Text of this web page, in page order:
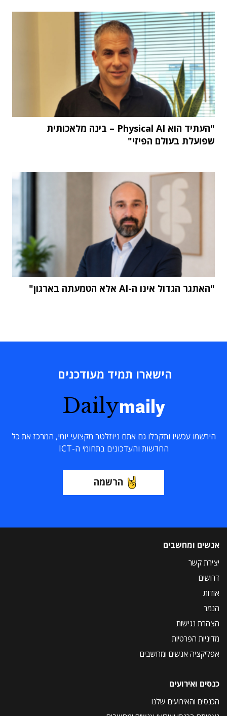
"העתיד הוא Physical AI – בינה מלאכותית
שפועלת בעולם הפיזי"
"האתגר הגדול אינו ה-AI אלא הטמעתה בארגון"
הישארו תמיד מעודכנים
Dailymaily
הירשמו עכשיו ותקבלו גם אתם ניוזלטר מקצועי יומי, המרכז את כל
החדשות והעדכונים בתחומי ה-ICT
הרשמה
אנשים ומחשבים
יצירת קשר
דרושים
אודות
הנמר
הצהרת נגישות
מדיניות הפרטיות
אפליקציה אנשים ומחשבים
כנסים ואירועים
הכנסים והאירועים שלנו